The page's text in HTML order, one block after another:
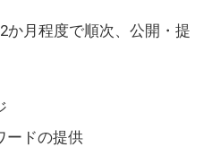
か月程度で順次、公開・提
ードの提供